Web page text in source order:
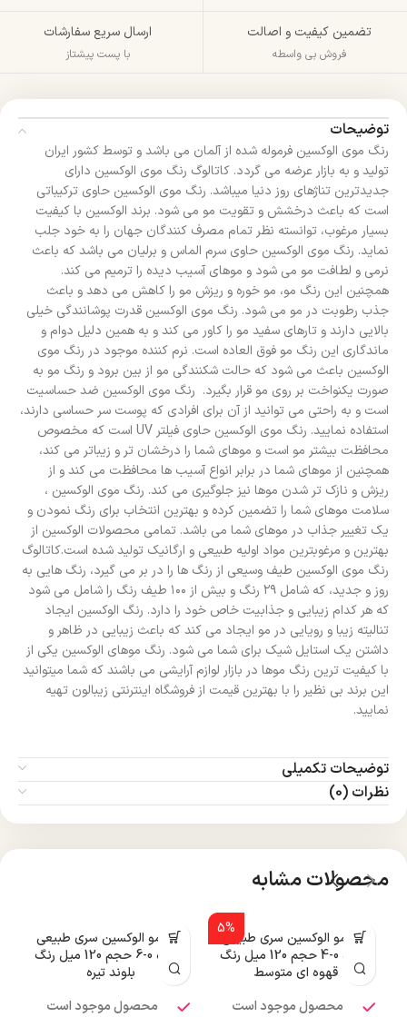
تضمین کیفیت و اصالت
فروش بی واسطه
ارسال سریع سفارشات
با پست پیشتاز
توضیحات
رنگ موی الوکسین فرموله شده از آلمان می باشد و توسط کشور ایران
تولید و به بازار عرضه می گردد. کاتالوگ رنگ موی الوکسین دارای
جدیدترین تناژهای روز دنیا میباشد. رنگ موی الوکسین حاوی ترکیباتی
است که باعث درخشش و تقویت مو می شود. برند الوکسین با کیفیت
بسیار مرغوب، توانسته نظر تمام مصرف کنندگان جهان را به خود جلب
نماید. رنگ موی الوکسین حاوی سرم الماس و برلیان می باشد که باعث
نرمی و لطافت مو می شود و موهای آسیب دیده را ترمیم می کند.
همچنین این رنگ مو، مو خوره و ریزش مو را کاهش می دهد و باعث
جذب رطوبت در مو می شود. رنگ موی الوکسین قدرت پوشانندگی خیلی
بالایی دارند و تارهای سفید مو را کاور می کند و به همین دلیل دوام و
ماندگاری این رنگ مو فوق العاده است. نرم کننده موجود در رنگ موی
الوکسین باعث می شود که حالت شکنندگی مو از بین برود و رنگ مو به
صورت یکنواخت بر روی مو قرار بگیرد. رنگ موی الوکسین ضد حساسیت
است و به راحتی می توانید از آن برای افرادی که پوست سر حساسی دارند،
استفاده نمایید. رنگ موی الوکسین حاوی فیلتر UV است که مخصوص
محافظت بیشتر مو است و موهای شما را درخشان تر و زیباتر می کند،
همچنین از موهای شما در برابر انواع آسیب ها محافظت می کند و از
ریزش و نازک تر شدن موها نیز جلوگیری می کند. رنگ موی الوکسین ،
سلامت موهای شما را تضمین کرده و بهترین انتخاب برای رنگ نمودن و
یک تغییر جذاب در موهای شما می باشد. تمامی محصولات الوکسین از
بهترین و مرغوبترین مواد اولیه طبیعی و ارگانیک تولید شده است.کاتالوگ
رنگ موی الوکسین طیف وسیعی از رنگ ها را در بر می گیرد، رنگ هایی به
روز و جدید، که شامل ۲۹ رنگ و بیش از ۱۰۰ طیف رنگ را شامل می شود
که هر کدام زیبایی و جذابیت خاص خود را دارد. رنگ الوکسین ایجاد
تنالیته زیبا و رویایی در مو ایجاد می کند که باعث زیبایی در ظاهر و
داشتن یک استایل شیک برای شما می شود. رنگ موهای الوکسین یکی از
با کیفیت ترین رنگ موها در بازار لوازم آرایشی می باشند که شما میتوانید
این برند بی نظیر را با بهترین قیمت از فروشگاه اینترنتی زیبالون تهیه
نمایید.
توضیحات تکمیلی
نظرات (0)
محصولات مشابه
5%
رنگ مو الوکسین سری طبیعی
شماره 0-4 حجم 120 میل رنگ
قهوه ای متوسط
محصول موجود است
رنگ مو الوکسین سری طبیعی
شماره 0-6 حجم 120 میل رنگ
بلوند تیره
محصول موجود است